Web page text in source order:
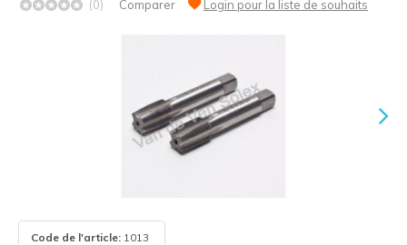
(0) Comparer Login pour la liste de souhaits
Code de l'article: 1013